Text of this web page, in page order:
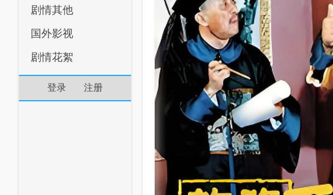
剧情其他
国外影视
剧情花絮
登录 注册